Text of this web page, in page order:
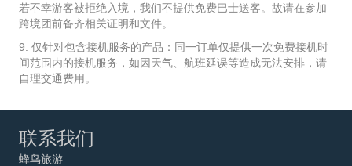
若不幸游客被拒绝入境，我们不提供免费巴士送客。故请在参加
跨境团前备齐相关证明和文件。
9. 仅针对包含接机服务的产品：同一订单仅提供一次免费接机时
间范围内的接机服务，如因天气、航班延误等造成无法安排，请
自理交通费用。
联系我们
蜂鸟旅游